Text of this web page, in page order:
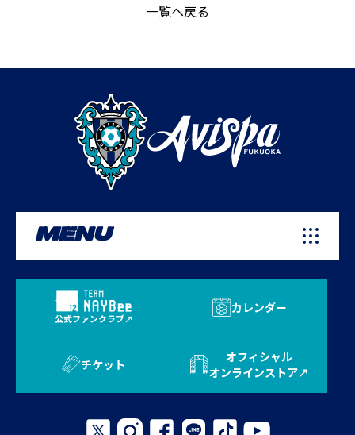
一覧へ戻る
MENU
公式ファンクラブ
カレンダー
チケット
オフィシャル
オンラインストア